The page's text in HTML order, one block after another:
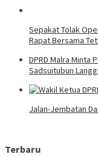
Sepakat Tolak
Rapat Bersama
DPRD Malra Minta
Sadsuitubun
Jalan-Jembatan
Terbaru